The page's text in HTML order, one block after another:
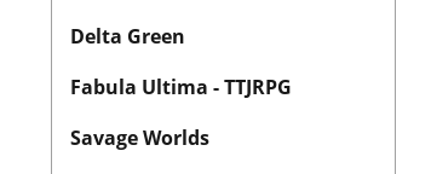
Delta Green
Fabula Ultima - TTJRPG
Savage Worlds